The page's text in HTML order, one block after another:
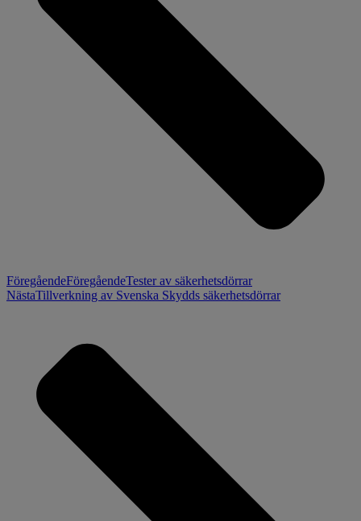
FöregåendeFöregåendeTester av säkerhetsdörrar
NästaTillverkning av Svenska Skydds säkerhetsdörrar